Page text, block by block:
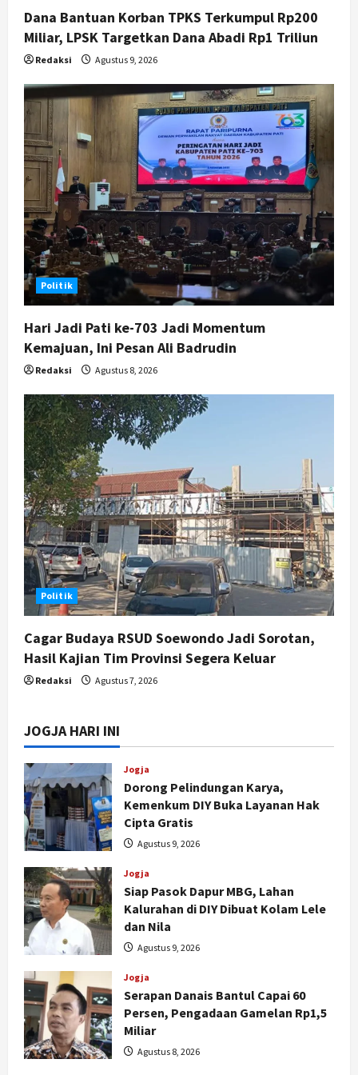
Dana Bantuan Korban TPKS Terkumpul Rp200
Miliar, LPSK Targetkan Dana Abadi Rp1 Triliun
Redaksi Agustus 9, 2026
Politik
Hari Jadi Pati ke-703 Jadi Momentum
Kemajuan, Ini Pesan Ali Badrudin
Redaksi Agustus 8, 2026
Politik
Cagar Budaya RSUD Soewondo Jadi Sorotan,
Hasil Kajian Tim Provinsi Segera Keluar
Redaksi Agustus 7, 2026
JOGJA HARI INI
Jogja
Dorong Pelindungan Karya,
Kemenkum DIY Buka Layanan Hak
Cipta Gratis
Agustus 9, 2026
Jogja
Siap Pasok Dapur MBG, Lahan
Kalurahan di DIY Dibuat Kolam Lele
dan Nila
Agustus 9, 2026
Jogja
Serapan Danais Bantul Capai 60
Persen, Pengadaan Gamelan Rp1,5
Miliar
Agustus 8, 2026